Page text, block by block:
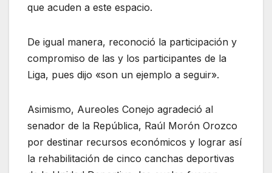
que acuden a este espacio.
De igual manera, reconoció la participación y
compromiso de las y los participantes de la
Liga, pues dijo «son un ejemplo a seguir».
Asimismo, Aureoles Conejo agradeció al
senador de la República, Raúl Morón Orozco
por destinar recursos económicos y lograr así
la rehabilitación de cinco canchas deportivas